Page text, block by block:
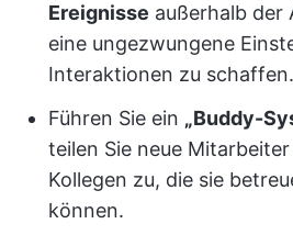
Ereignisse außerhalb der
eine ungezwungene
Interaktionen zu schaffen.
Führen Sie ein „Buddy-
teilen Sie neue
Kollegen zu, die sie
können.